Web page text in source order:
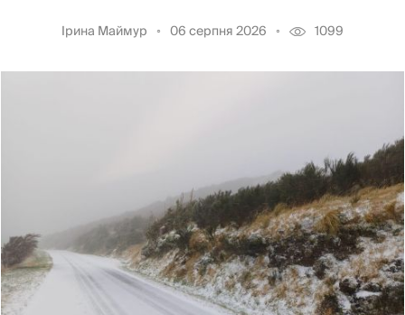
Ірина Маймур 06 серпня 2026 1099